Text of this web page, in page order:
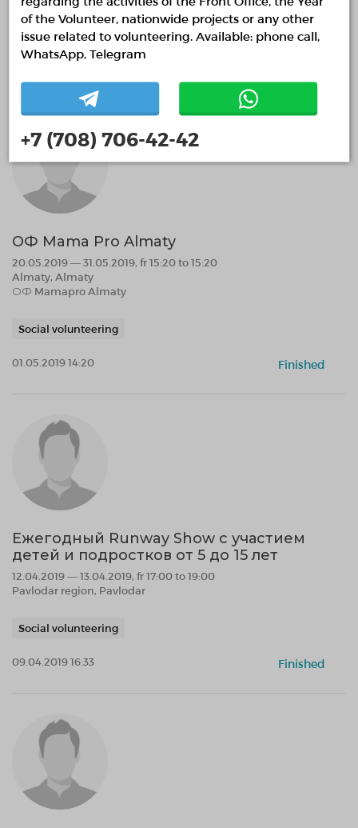
Volunteering in medicine
ОФ Mama Pro Almaty
20.05.2019 — 31.05.2019, fr 15:20 to 15:20
Almaty, Almaty
ОФ Mamapro Almaty
Social volunteering
01.05.2019 14:20 Finished
Eжегодный Runway Show с участием
детей и подростков от 5 до 15 лет
12.04.2019 — 13.04.2019, fr 17:00 to 19:00
Pavlodar region, Pavlodar
Social volunteering
09.04.2019 16:33 Finished
of the Volunteer, nationwide projects or any other
issue related to volunteering. Available: phone call,
WhatsApp, Telegram
+7 (708) 706-42-42